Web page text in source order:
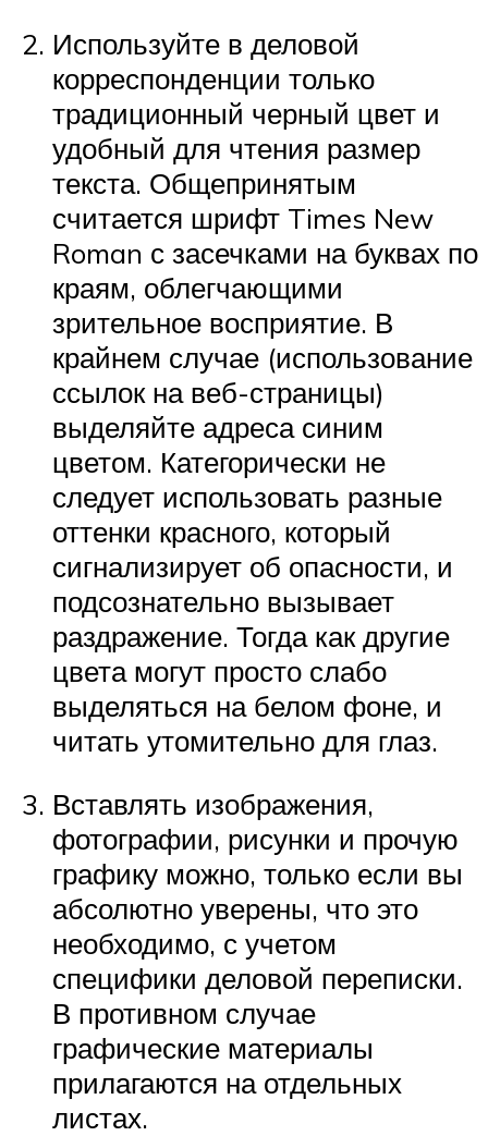
Используйте в деловой
корреспонденции только
традиционный черный цвет и
удобный для чтения размер
текста. Общепринятым
считается шрифт Times New
Roman с засечками на буквах по
краям, облегчающими
зрительное восприятие. В
крайнем случае (использование
ссылок на веб-страницы)
выделяйте адреса синим
цветом. Категорически не
следует использовать разные
оттенки красного, который
сигнализирует об опасности, и
подсознательно вызывает
раздражение. Тогда как другие
цвета могут просто слабо
выделяться на белом фоне, и
читать утомительно для глаз.
Вставлять изображения,
фотографии, рисунки и прочую
графику можно, только если вы
абсолютно уверены, что это
необходимо, с учетом
специфики деловой переписки.
В противном случае
графические материалы
прилагаются на отдельных
листах.